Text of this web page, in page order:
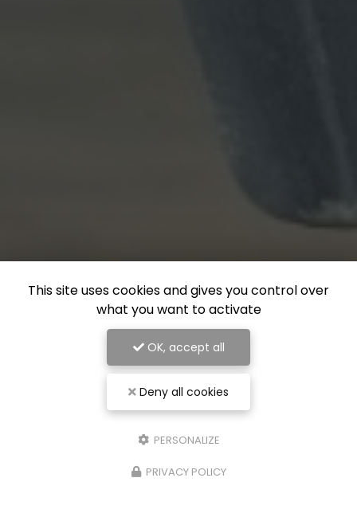
This site uses cookies and gives you control over
what you want to activate
OK, accept all
Deny all cookies
PERSONALIZE
PRIVACY POLICY